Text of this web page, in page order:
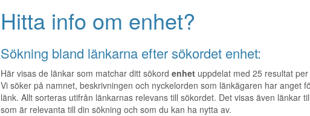
Hitta info om enhet?
Sökning bland länkarna efter sökordet enhet:
Här visas de länkar som matchar ditt sökord enhetuppdelat med 25 resultat per
Vi söker på namnet, beskrivningen och nyckelorden som länkägaren har anget
länk. Allt sorteras utifrån länkarnas relevans till sökordet. Det visas även länkar
som är relevanta till din sökning och som du kan ha nytta av.